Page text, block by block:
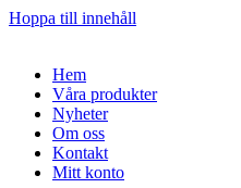
Hoppa till innehåll
Hem
Våra produkter
Nyheter
Om oss
Kontakt
Mitt konto